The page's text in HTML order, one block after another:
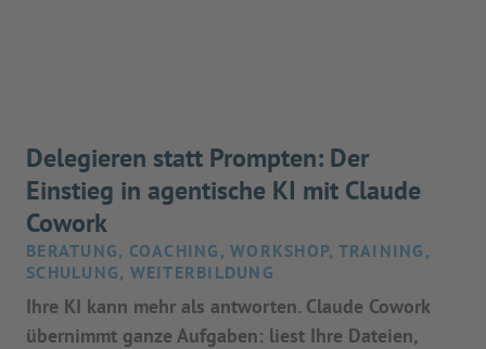
Delegieren statt Prompten: Der
Einstieg in agentische KI mit Claude
Cowork
BERATUNG, COACHING, WORKSHOP, TRAINING,
SCHULUNG, WEITERBILDUNG
Ihre KI kann mehr als antworten. Claude Cowork
übernimmt ganze Aufgaben: liest Ihre Dateien,